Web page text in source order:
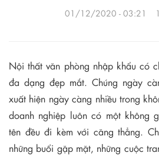
01/12/2020 - 03:21
Nội thất văn phòng nhập khẩu có
đa dạng đẹp mắt. Chúng ngày
xuất hiện ngày càng nhiều trong
doanh nghiệp luôn có một không
tên đều đi kèm với căng thẳng.
những buổi gặp mặt, những cuộc